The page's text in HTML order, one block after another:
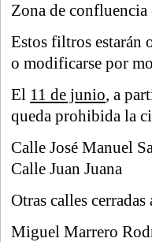
Zona de
Estos filtros estarán
o modificarse por
El 11 de junio, a
queda prohibida la
Calle José Manuel
Calle Juan Juana
Otras calles
Miguel Marrero